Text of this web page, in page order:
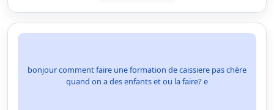
bonjour comment faire une formation de caissiere pas chère
quand on a des enfants et ou la faire? e